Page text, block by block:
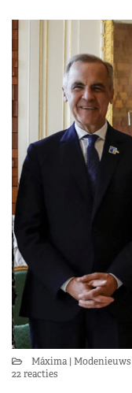
Máxima Modenieuws
22 reacties